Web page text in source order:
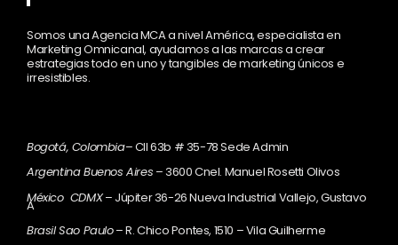
Somos una Agencia MCA a nivel América, especialista en
Marketing Omnicanal, ayudamos a las marcas a crear
estrategias todo en uno y tangibles de marketing únicos e
irresistibles.
Bogotá, Colombia– Cll 63b # 35-78 Sede Admin
Argentina Buenos Aires – 3600 Cnel. Manuel Rosetti Olivos
México CDMX– Júpiter 36-26 Nueva Industrial Vallejo, Gustavo
A
Brasil Sao Paulo– R. Chico Pontes, 1510 – Vila Guilherme